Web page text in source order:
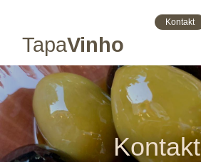
Kontakt
Tapa­Vinho
Kontakt